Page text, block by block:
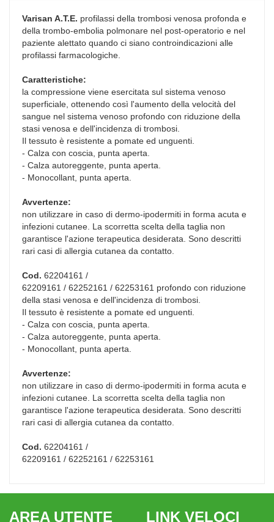
Varisan A.T.E. profilassi della trombosi venosa profonda e
della trombo-embolia polmonare nel post-operatorio e nel
paziente alettato quando ci siano controindicazioni alle
profilassi farmacologiche.
Caratteristiche:
la compressione viene esercitata sul sistema venoso
superficiale, ottenendo così l'aumento della velocità del
sangue nel sistema venoso profondo con riduzione della
stasi venosa e dell'incidenza di trombosi.
Il tessuto è resistente a pomate ed unguenti.
- Calza con coscia, punta aperta.
- Calza autoreggente, punta aperta.
- Monocollant, punta aperta.
Avvertenze:
non utilizzare in caso di dermo-ipodermiti in forma acuta e
infezioni cutanee. La scorretta scelta della taglia non
garantisce l'azione terapeutica desiderata. Sono descritti
rari casi di allergia cutanea da contatto.
Cod. 62204161 /
62209161 / 62252161 / 62253161 profondo con riduzione
della stasi venosa e dell'incidenza di trombosi.
Il tessuto è resistente a pomate ed unguenti.
- Calza con coscia, punta aperta.
- Calza autoreggente, punta aperta.
- Monocollant, punta aperta.
Avvertenze:
non utilizzare in caso di dermo-ipodermiti in forma acuta e
infezioni cutanee. La scorretta scelta della taglia non
garantisce l'azione terapeutica desiderata. Sono descritti
rari casi di allergia cutanea da contatto.
Cod. 62204161 /
62209161 / 62252161 / 62253161
AREA UTENTE LINK VELOCI